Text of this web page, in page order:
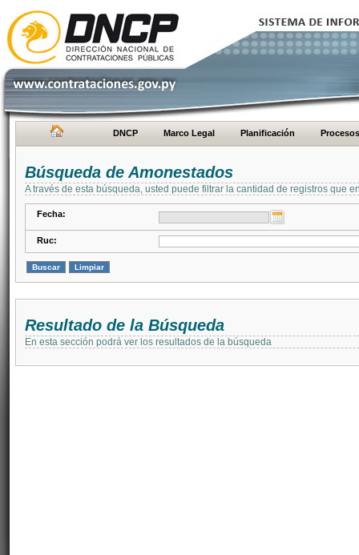
DNCP Marco Legal Planificación Procesos
Búsqueda de Amonestados
A través de esta búsqueda, usted puede filtrar la cantidad de registros que
Fecha:
Ruc:
Resultado de la Búsqueda
En esta sección podrá ver los resultados de la búsqueda